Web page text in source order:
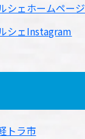
シェホームページ
シェInstagram
トラ市